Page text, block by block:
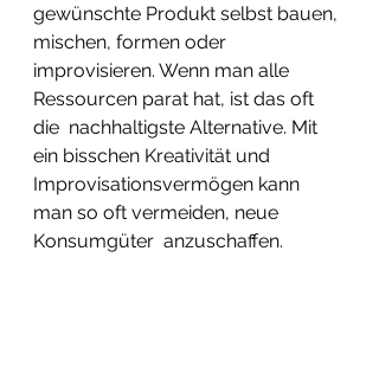
gewünschte Produkt selbst bauen,
mischen, formen oder
improvisieren. Wenn man alle
Ressourcen parat hat, ist das oft
die  nachhaltigste Alternative. Mit
ein bisschen Kreativität und
Improvisationsvermögen kann
man so oft vermeiden, neue
Konsumgüter  anzuschaffen.